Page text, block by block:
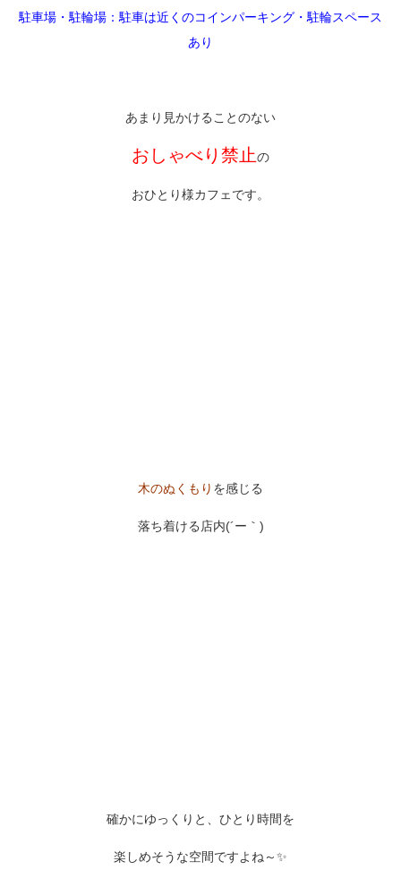
駐車場・駐輪場：駐車は近くのコインパーキング・駐輪スペース
あり
あまり見かけることのない
おしゃべり禁止の
おひとり様カフェ です。
木のぬくもり を感じる
落ち着ける店内(´ー｀)
確かにゆっくりと、ひとり時間を
楽しめそうな空間ですよね～✨